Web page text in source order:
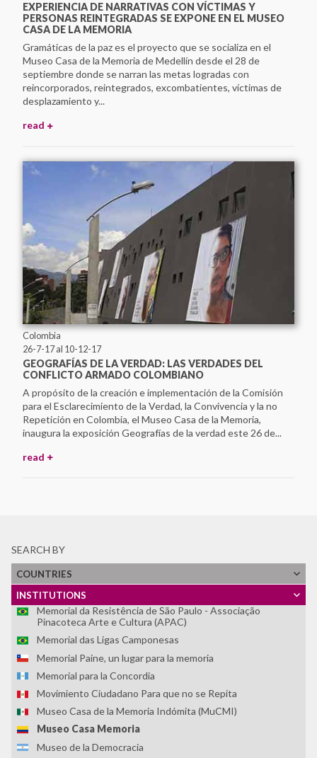
EXPERIENCIA DE NARRATIVAS CON VÍCTIMAS Y
PERSONAS REINTEGRADAS SE EXPONE EN EL MUSEO
CASA DE LA MEMORIA
Gramáticas de la paz es el proyecto que se socializa en el
Museo Casa de la Memoria de Medellín desde el 28 de
septiembre donde se narran las metas logradas con
reincorporados, reintegrados, excombatientes, víctimas de
desplazamiento y...
read
Colombia
26-7-17al 10-12-17
GEOGRAFÍAS DE LA VERDAD: LAS VERDADES DEL
CONFLICTO ARMADO COLOMBIANO
A propósito de la creación e implementación de la Comisión
para el Esclarecimiento de la Verdad, la Convivencia y la no
Repetición en Colombia, el Museo Casa de la Memoria,
inaugura la exposición Geografías de la verdad este 26 de...
read
SEARCH BY
COUNTRIES
INSTITUTIONS
Centro de Investigaciones Históricas de los Movimientos
Sociales
Centro de la Memoria Monseñor Juan Gerardi
Centro de Memoria, Paz y Reconciliación
Centro de Memoria, Paz y Reconciliación
Centro Nacional de Memoria Histórica
Centro para la Acción Legal en Derechos Humanos
Centro Universitário Maria Antonia da Universidade de São
Colectivo Todxs Somos Jorge y Javier
Comisión Vesubio y Puente 12
Comité de Derechos Humanos Nido Veinte
Comité de Familiares de Detenidos Desaparecidos en
Honduras (COFADEH)
Corporación de Memoria y Cultura de Puchuncaví
Corporación Parque por la Paz Villa Grimaldi
Devoir de Memoire Haiti
Dirección de Verdad, Justicia y Reparación - Defensoría del
Pueblo
Espacio para la Memoria ex CCD "Club Atlético"
Espacio para la Memoria y la Promoción de los DDHH ex
CCDTyE OLIMPO
Faro de la Memoria
Fundación 1367- Casa Memoria José Domingo Cañas
Fundación de Ayuda Social de las Iglesias Cristianas
Fundación Grupo de Apoyo Mutuo (GAM)
Memoria Abierta
Memorial Brumadinho
Memorial da Democracia - Fundação Casa de José Américo
Memorial da Resistência de São Paulo - Associação
Pinacoteca Arte e Cultura (APAC)
Memorial das Ligas Camponesas
Memorial Paine, un lugar para la memoria
Memorial para la Concordia
Movimiento Ciudadano Para que no se Repita
Museo Casa de la Memoria Indómita (MuCMI)
Museo Casa Memoria
Museo de la Democracia